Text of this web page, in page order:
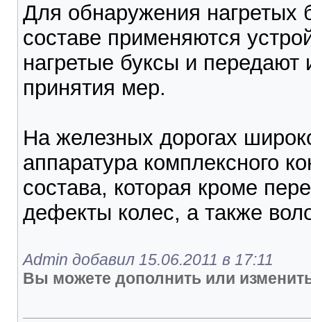
Для обнаружения
составе применяются
нагретые буксы и
принятия мер.
На железных дорогах
аппаратура комплексного
состава, которая кроме
дефекты колес, а также
Admin добавил 15.06.2011 в 17:11
Вы можете дополнить или